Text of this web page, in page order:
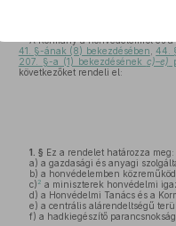
A Kormány a honvédelemről és
41. §-ának (8) bekezdésében ,44.
207. §-a (1) bekezdésének c)–e)
következőket rendeli el:
1. § Ez a rendelet határozza meg:
a) a gazdasági és anyagi
b) a honvédelemben
c) 2 a miniszterek honvédelmi
d) a Honvédelmi Tanács és a
e) a centrális alárendeltségű
f) a hadkiegészítő